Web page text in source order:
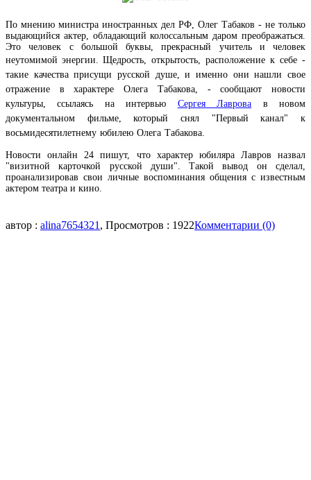
По мнению министра иностранных дел РФ, Олег Табаков - не только
выдающийся актер, обладающий колоссальным даром преображаться.
Это человек с большой буквы, прекрасный учитель и человек
неутомимой энергии. Щедрость, открытость, расположение к себе -
такие качества присущи русской душе, и именно они нашли свое
отражение в характере Олега Табакова, - сообщают новости
культуры, ссылаясь на интервью Сергея Лаврова в новом
документальном фильме, который снял "Первый канал" к
восьмидесятилетнему юбилею Олега Табакова.
Новости онлайн 24 пишут, что характер юбиляра Лавров назвал
"визитной карточкой русской души". Такой вывод он сделал,
проанализировав свои личные воспоминания общения с известным
актером театра и кино.
автор : alina7654321 , Просмотров : 1922Комментарии (0)